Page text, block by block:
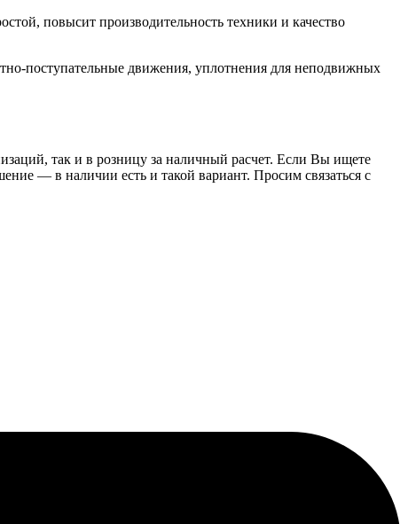
повысит производительность техники и качество
поступательные движения, уплотнения для неподвижных
так и в розницу за наличный расчет. Если Вы ищете
— в наличии есть и такой вариант. Просим связаться с